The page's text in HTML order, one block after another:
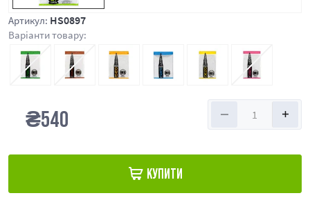
Артикул: HS0897
Варіанти товару:
₴540
КУПИТИ